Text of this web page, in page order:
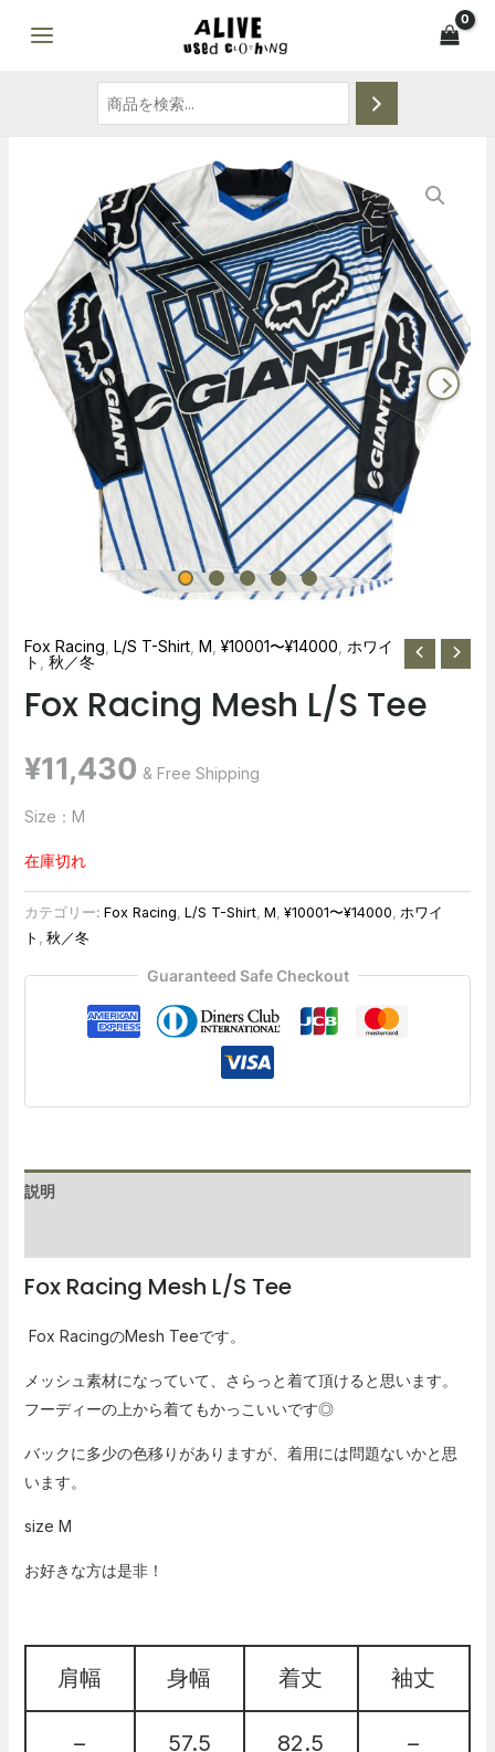
Fox Racing L/S T-Shirt, M ¥10001〜¥14000 ホワイ
ト
秋／冬
Fox Racing Mesh L/S Tee
¥11,430 & Free Shipping
Size：M
在庫切れ
カテゴリー: Fox Racing L/S T-Shirt, M ¥10001〜¥14000 ホワイ
ト
秋／冬
Guaranteed Safe Checkout
説明
Fox Racing Mesh L/S Tee
Fox RacingのMesh Teeです。
メッシュ素材になっていて、さらっと着て頂けると思います。
フーディーの上から着てもかっこいいです◎
バックに多少の色移りがありますが、着用には問題ないかと思
います。
size M
お好きな方は是非！
肩幅 身幅 着丈 袖丈
– 57.5 82.5 –